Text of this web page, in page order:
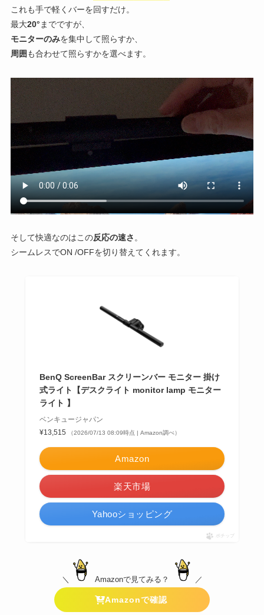
これも手で軽くバーを回すだけ。
最大20° までですが、
モニターのみを集中して照らすか、
周囲 も合わせて照らすかを選べます。
そして快適なのはこの反応の速さ。
シームレスでON /OFFを切り替えてくれます。
BenQ ScreenBar スクリーンバー モニター 掛け
式ライト【デスクライト monitor lamp モニター
ライト 】
ベンキュージャパン
¥13,515
（2026/07/13 08:09時点 | Amazon調べ）
Amazon
楽天市場
Yahooショッピング
ポチップ
＼ Amazonで見てみる？ ／
Amazonで確認